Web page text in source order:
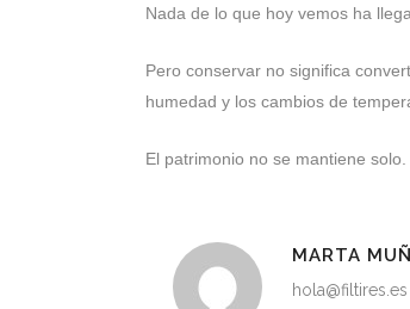
Nada de lo que hoy vemos ha
Pero conservar no significa
humedad y los cambios de
El patrimonio no se mantiene
MARTA
hola@filtires.es